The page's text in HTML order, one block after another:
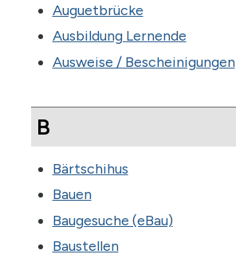
Auguetbrücke
Ausbildung Lernende
Ausweise / Bescheinigungen
B
Bärtschihus
Bauen
Baugesuche (eBau)
Baustellen